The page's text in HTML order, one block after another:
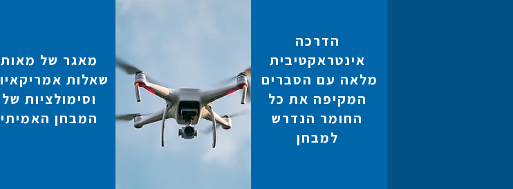
מאגר של מאות
שאלות
וסימולציות של
המבחן האמיתי
הדרכה
אינטראקטיבית
מלאה עם הסברים
המקיפה את כל
החומר הנדרש
למבחן